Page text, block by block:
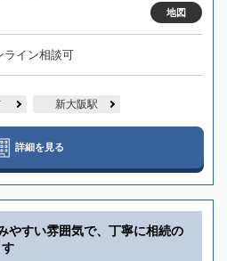
地図
ライン相談可
新大阪駅
詳細を見る
やすい雰囲気で、丁寧に相続の